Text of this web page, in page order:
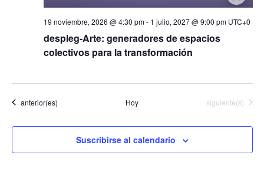
19 noviembre, 2026 @ 4:30 pm- 1 julio, 2027 @ 9:00 pm UTC+0
despleg-Arte: generadores de espacios
colectivos para la transformación
Eventos
anterior(es) Hoy Eventos
siguiente(s)
Suscribirse al calendario